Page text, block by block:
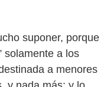
suponer, porque
solamente a los
a menores